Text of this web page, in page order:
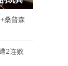
桑普森
2连败